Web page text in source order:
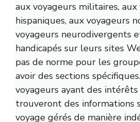
aux voyageurs militaires, aux
hispaniques, aux voyageurs
voyageurs neurodivergents
handicapés sur leurs sites
pas de norme pour les
avoir des sections
voyageurs ayant des intérêts
trouveront des informations
voyage gérés de manière